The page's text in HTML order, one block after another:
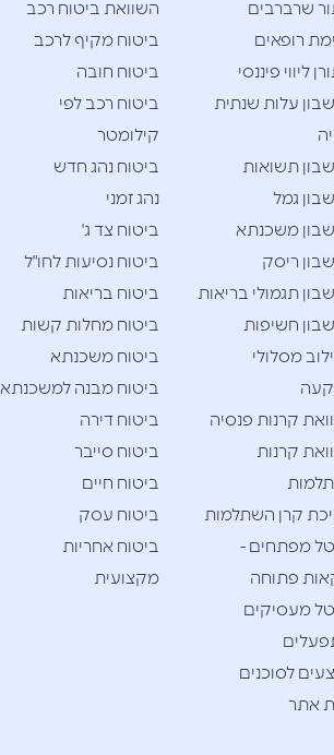
שרברבים
רופאים
ליווי פיננסי
עלות שנתית
תשואות
גמל
משכנתא
ריסק
תגמולי בריאות
חשיפות
מסלולי
קרנות פנסיה
קרנות
קרן השתלמות
מפתחים -
פתוחה
מעסיקים
לסוכנים
אתר
השוואת ביטוח רכב
ביטוח מקיף לרכב
ביטוח חובה
ביטוח רכב לפי
קילומטר
ביטוח נהג חדש
נהג זמני
ביטוח צד ג'
ביטוח נסיעות לחו"ל
ביטוח בריאות
ביטוח מחלות קשות
ביטוח משכנתא
ביטוח מבנה למשכנתא
ביטוח דירה
ביטוח סייבר
ביטוח חיים
ביטוח עסק
ביטוח אחריות
מקצועית